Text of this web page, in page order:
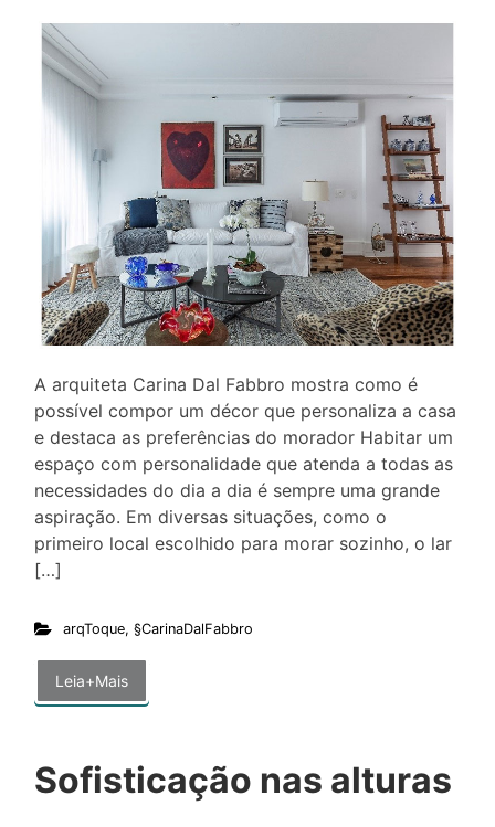
A arquiteta Carina Dal Fabbro mostra como é
possível compor um décor que personaliza a casa
e destaca as preferências do morador Habitar um
espaço com personalidade que atenda a todas as
necessidades do dia a dia é sempre uma grande
aspiração. Em diversas situações, como o
primeiro local escolhido para morar sozinho, o lar
[…]
arqToque, §CarinaDalFabbro
Leia+Mais
Sofisticação nas alturas